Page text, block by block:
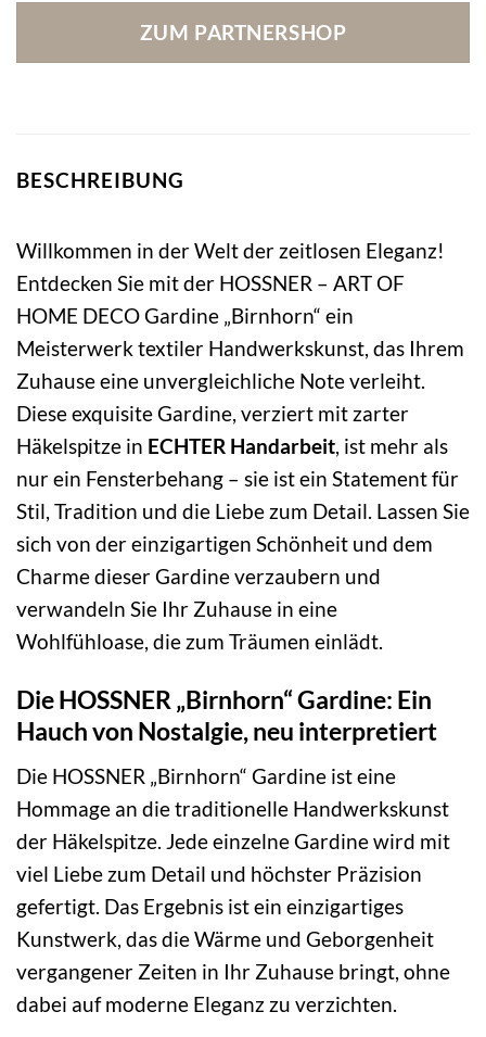
war:
95,77 €
ist:
103,11 €.
ZUM PARTNERSHOP
BESCHREIBUNG
Willkommen in der Welt der zeitlosen Eleganz!
Entdecken Sie mit der HOSSNER – ART OF
HOME DECO Gardine „Birnhorn“ ein
Meisterwerk textiler Handwerkskunst, das Ihrem
Zuhause eine unvergleichliche Note verleiht.
Diese exquisite Gardine, verziert mit zarter
Häkelspitze in ECHTER Handarbeit , ist mehr als
nur ein Fensterbehang – sie ist ein Statement für
Stil, Tradition und die Liebe zum Detail. Lassen Sie
sich von der einzigartigen Schönheit und dem
Charme dieser Gardine verzaubern und
verwandeln Sie Ihr Zuhause in eine
Wohlfühloase, die zum Träumen einlädt.
Die HOSSNER „Birnhorn“ Gardine: Ein
Hauch von Nostalgie, neu interpretiert
Die HOSSNER „Birnhorn“ Gardine ist eine
Hommage an die traditionelle Handwerkskunst
der Häkelspitze. Jede einzelne Gardine wird mit
viel Liebe zum Detail und höchster Präzision
gefertigt. Das Ergebnis ist ein einzigartiges
Kunstwerk, das die Wärme und Geborgenheit
vergangener Zeiten in Ihr Zuhause bringt, ohne
dabei auf moderne Eleganz zu verzichten.